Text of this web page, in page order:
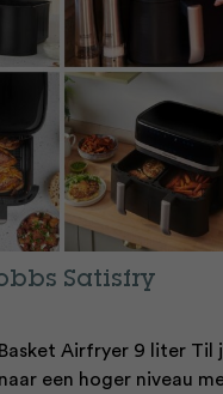
Satisfry
Airfryer 9 liter Til
een hoger niveau